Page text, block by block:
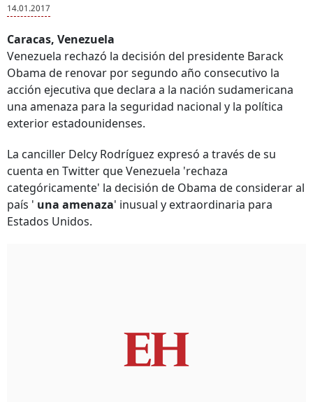
14.01.2017
Caracas, Venezuela
Venezuela rechazó la decisión del presidente Barack
Obama de renovar por segundo año consecutivo la
acción ejecutiva que declara a la nación sudamericana
una amenaza para la seguridad nacional y la política
exterior estadounidenses.
La canciller Delcy Rodríguez expresó a través de su
cuenta en Twitter que Venezuela 'rechaza
categóricamente' la decisión de Obama de considerar al
país ' una amenaza' inusual y extraordinaria para
Estados Unidos.